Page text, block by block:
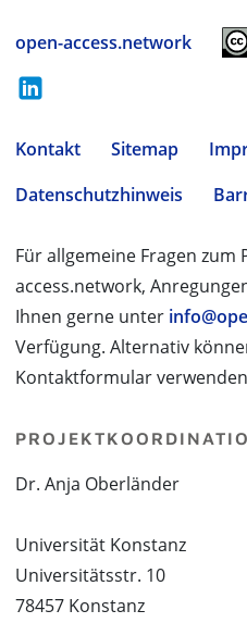
open-access.network
Kontakt Sitemap
Datenschutzhinweis
Für allgemeine Fragen zum
access.network,
Ihnen gerne unter
Verfügung. Alternativ
Kontaktformular
Dr. Anja Oberländer
Universität Konstanz
Universitätsstr. 10
78457 Konstanz